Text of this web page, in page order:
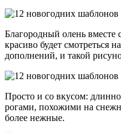
Благородный олень
красиво будет смотреться
дополнений, и такой
Просто и со вкусом:
рогами, похожими на
более нежные.